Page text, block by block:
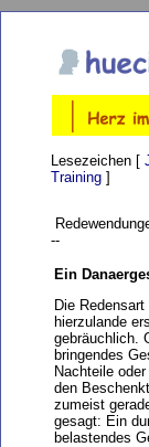
Lesezeichen [
Training ]
--
Ein
Die
hierzulande
gebräuchlich.
bringendes
Nachteile
den
zumeist
gesagt: Ein
belastendes